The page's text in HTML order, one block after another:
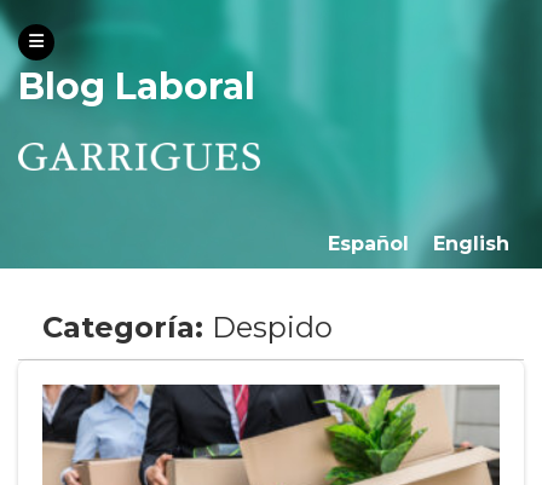
Blog Laboral
Español English
Categoría: Despido